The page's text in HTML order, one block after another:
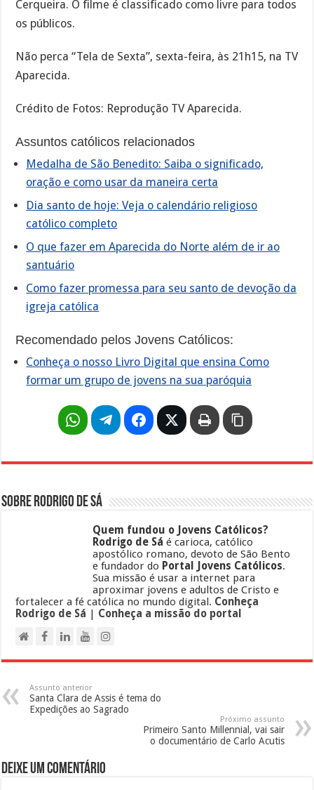
Cerqueira. O filme é classificado como livre para todos
os públicos.
Não perca “Tela de Sexta”, sexta-feira, às 21h15, na TV
Aparecida.
Crédito de Fotos: Reprodução TV Aparecida.
Assuntos católicos relacionados
Medalha de São Benedito: Saiba o significado,
oração e como usar da maneira certa
Dia santo de hoje: Veja o calendário religioso
católico completo
O que fazer em Aparecida do Norte além de ir ao
santuário
Como fazer promessa para seu santo de devoção da
igreja católica
Recomendado pelos Jovens Católicos:
Conheça o nosso Livro Digital que ensina Como
formar um grupo de jovens na sua paróquia
Sobre Rodrigo de Sá
Quem fundou o Jovens Católicos?
Rodrigo de Sá é carioca, católico
apostólico romano, devoto de São Bento
e fundador do Portal Jovens Católicos.
Sua missão é usar a internet para
aproximar jovens e adultos de Cristo e
fortalecer a fé católica no mundo digital. Conheça
Rodrigo de Sá | Conheça a missão do portal
Assunto anterior
Santa Clara de Assis é tema do
Expedições ao Sagrado
Próximo assunto
Primeiro Santo Millennial, vai sair
o documentário de Carlo Acutis
Deixe um comentário